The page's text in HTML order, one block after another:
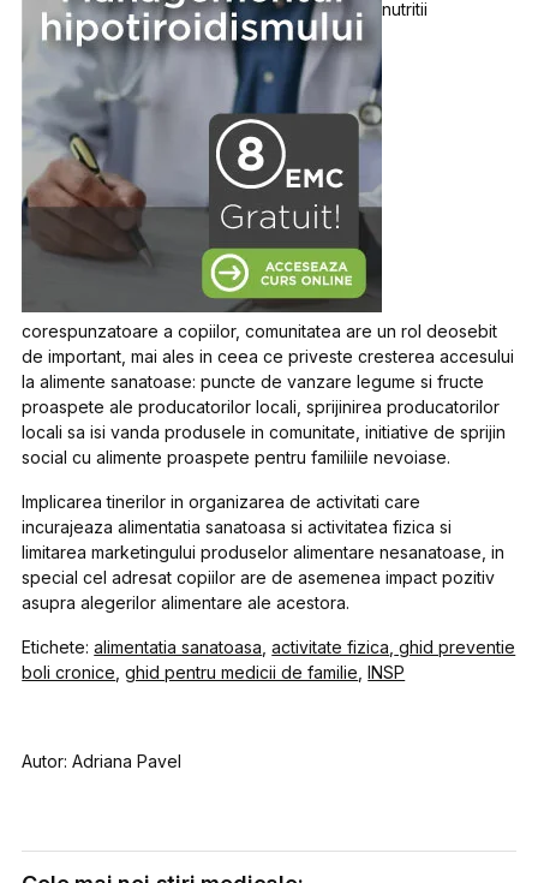
nutritii
corespunzatoare a copiilor, comunitatea are un rol deosebit
de important, mai ales in ceea ce priveste cresterea accesului
la alimente sanatoase: puncte de vanzare legume si fructe
proaspete ale producatorilor locali, sprijinirea producatorilor
locali sa isi vanda produsele in comunitate, initiative de sprijin
social cu alimente proaspete pentru familiile nevoiase.
Implicarea tinerilor in organizarea de activitati care
incurajeaza alimentatia sanatoasa si activitatea fizica si
limitarea marketingului produselor alimentare nesanatoase, in
special cel adresat copiilor are de asemenea impact pozitiv
asupra alegerilor alimentare ale acestora.
Etichete:alimentatia sanatoasa ,activitate fizica ghid preventie
boli cronice ,ghid pentru medicii de familie ,INSP
Autor: Adriana Pavel